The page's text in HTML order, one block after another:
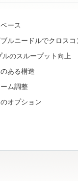
ース
ルニードルでクロス
のスループット向上
ある構造
ム調整
オプション